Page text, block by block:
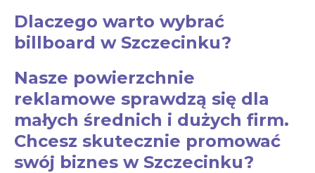
Dlaczego warto wybrać
billboard w Szczecinku?
Nasze powierzchnie
reklamowe sprawdzą się dla
małych średnich i dużych firm.
Chcesz skutecznie promować
swój biznes w Szczecinku?